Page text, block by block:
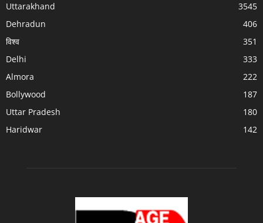
Uttarakhand
3545
Dehradun
406
विश्व
351
Delhi
333
Almora
222
Bollywood
187
Uttar Pradesh
180
Haridwar
142